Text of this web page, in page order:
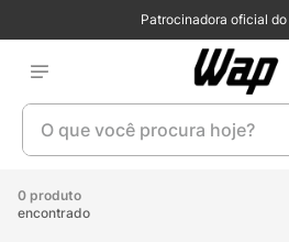
Patrocinadora oficial do
O que você procura hoje?
0 produto
encontrado